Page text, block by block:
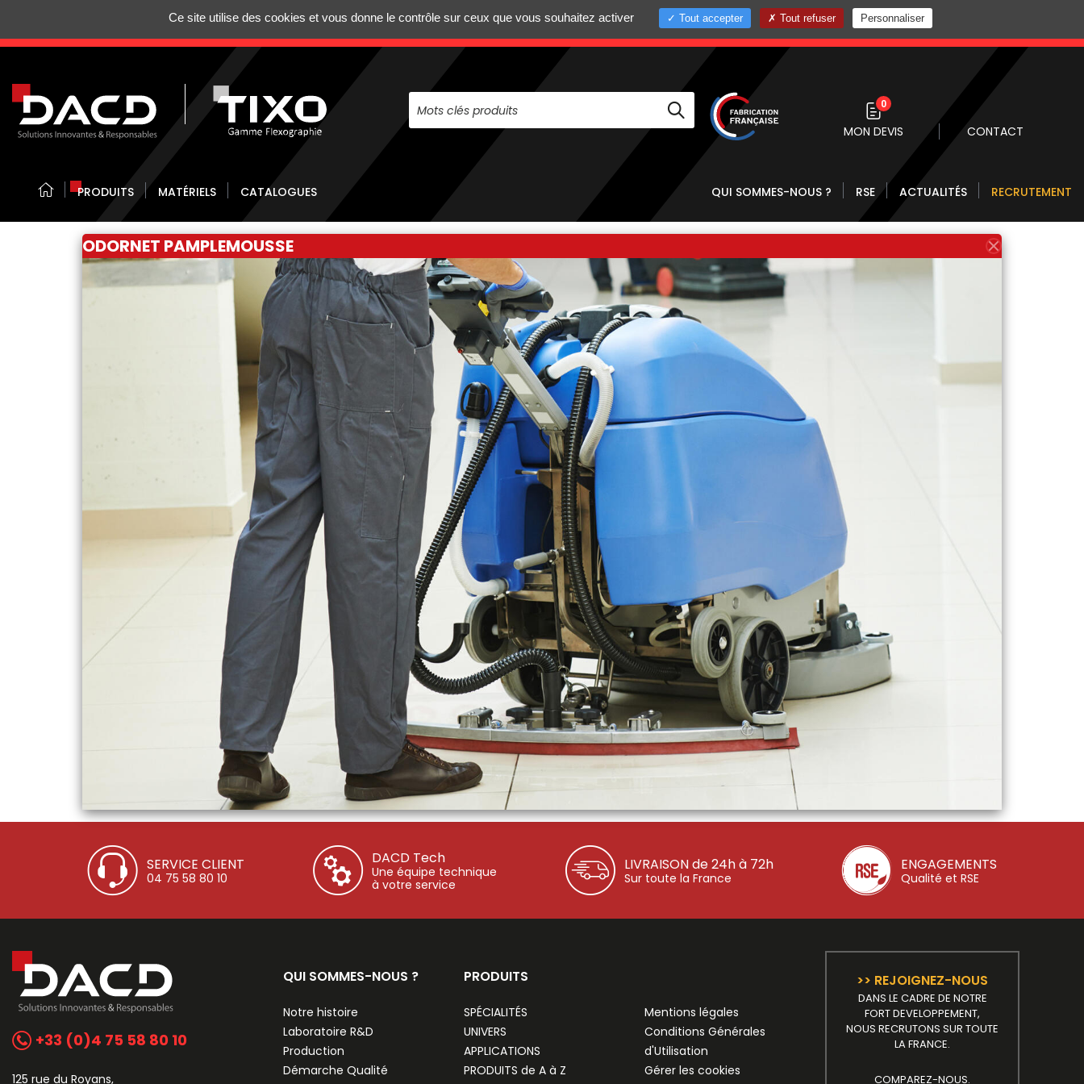
N'HÉSITEZ PAS À NOUS CONTACTER AU +33 (0)4 75 58 80 10
0
MON DEVIS CONTACT
PRODUITS MATÉRIELS CATALOGUES QUI SOMMES-NOUS ? RSE ACTUALITÉS RECRUTEMENT
ODORNET PAMPLEMOUSSE
SERVICE CLIENT
04 75 58 80 10
DACD Tech
Une équipe technique
à votre service
LIVRAISON de 24h à 72h
Sur toute la France
ENGAGEMENTS
Qualité et RSE
+33 (0)4 75 58 80 10
125 rue du Royans,
QUI SOMMES-NOUS ?
Notre histoire
Laboratoire R&D
Production
Démarche Qualité
PRODUITS
SPÉCIALITÉS
UNIVERS
APPLICATIONS
PRODUITS de A à Z
Mentions légales
Conditions Générales
d'Utilisation
Gérer les cookies
>> REJOIGNEZ-NOUS
DANS LE CADRE DE NOTRE
FORT DEVELOPPEMENT,
NOUS RECRUTONS SUR TOUTE
LA FRANCE.
COMPAREZ-NOUS.
Ce site utilise des cookies et vous donne le contrôle sur ceux que vous souhaitez activer Tout accepter Tout refuser Personnaliser